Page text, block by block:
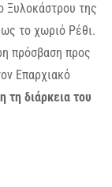
Ξυλοκάστρου της
το χωριό Ρέθι.
πρόσβαση προς
Επαρχιακό
τη διάρκεια του